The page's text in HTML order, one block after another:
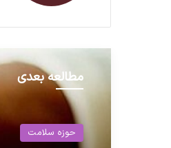
مطالعه بعدی
حوزه سلامت